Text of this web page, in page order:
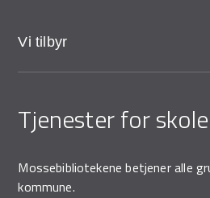
Vi tilbyr
Tjenester for
Mossebibliotekene betjener alle
kommune.